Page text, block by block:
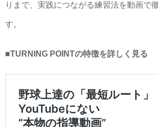
りまで、実践につながる練習法を動画で
す。
■TURNING POINTの特徴を詳しく見る